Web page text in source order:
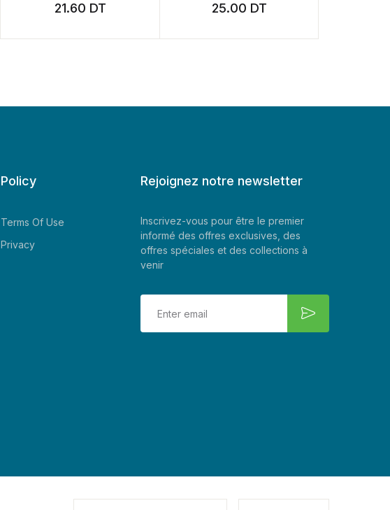
21.60DT 25.00DT
Policy
Terms Of Use
Privacy
Rejoignez notre newsletter
Inscrivez-vous pour être le premier
informé des offres exclusives, des
offres spéciales et des collections à
venir